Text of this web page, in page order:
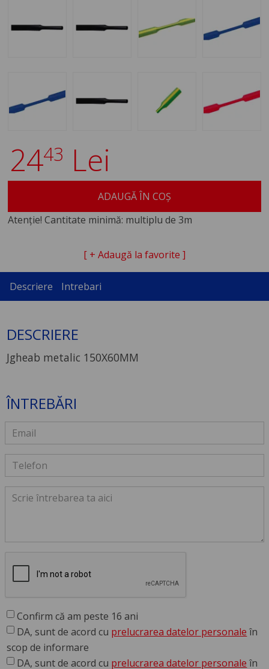
2443 Lei
ADAUGĂ ÎN COȘ
Atenție! Cantitate minimă: multiplu de 3m
[ + Adaugă la favorite ]
Descriere Intrebari
DESCRIERE
Jgheab metalic 150X60MM
ÎNTREBĂRI
Confirm că am peste 16 ani
DA, sunt de acord cu prelucrarea datelor personale în
scop de informare
DA, sunt de acord cu prelucrarea datelor personale în